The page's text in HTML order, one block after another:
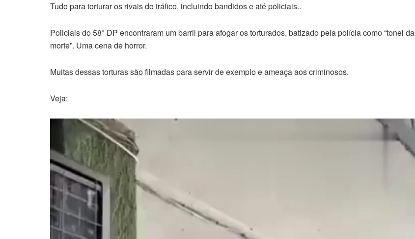
Tudo para torturar os rivais do tráfico, incluindo bandidos e até policiais..
Policiais do 58ª DP encontraram um barril para afogar os torturados, batizado pela polícia como “tonel da
morte”. Uma cena de horror.
Muitas dessas torturas são filmadas para servir de exemplo e ameaça aos criminosos.
Veja:
Tocador
vídeo